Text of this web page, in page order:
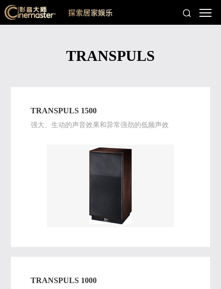
TRANSPULS
TRANSPULS 1500
强大、生动的声音效果和异常强劲的低频声效
TRANSPULS 1000